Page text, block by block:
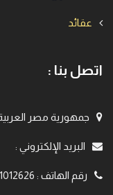
عقائد
اتصل بنا :
جمهورية مصر
البريد الإلكتروني :
رقم الهاتف :